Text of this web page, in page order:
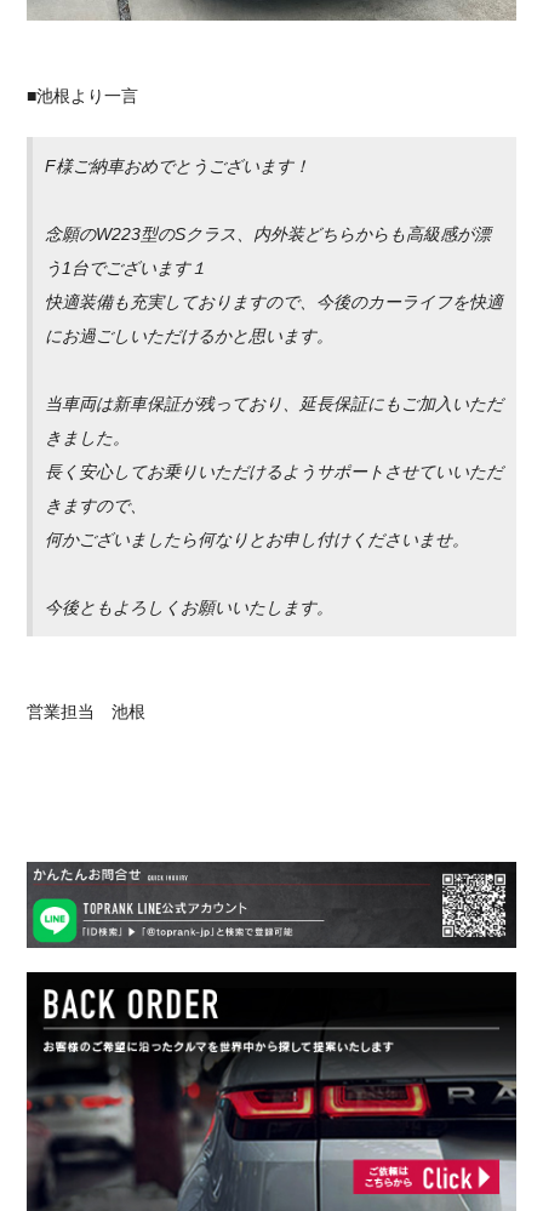
■池根より一言
F様ご納車おめでとうございます！
念願のW223型のSクラス、内外装どちらからも高級感が漂
う1台でございます１
快適装備も充実しておりますので、今後のカーライフを快適
にお過ごしいただけるかと思います。
当車両は新車保証が残っており、延長保証にもご加入いただ
きました。
長く安心してお乗りいただけるようサポートさせていいただ
きますので、
何かございましたら何なりとお申し付けくださいませ。
今後ともよろしくお願いいたします。
営業担当 池根